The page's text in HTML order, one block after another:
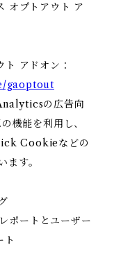
オプトアウト ア
アドオン：
gaoptout
の広告向
機能を利用し、
Cookieなどの
す。
ポートとユーザー
ト